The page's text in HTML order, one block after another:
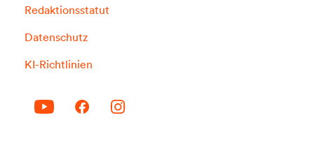
Redaktionsstatut
Datenschutz
KI-Richtlinien